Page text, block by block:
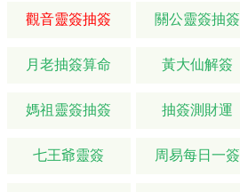
觀音靈簽抽簽 關公靈簽抽簽
月老抽簽算命 黃大仙解簽
媽祖靈簽抽簽 抽簽測財運
七王爺靈簽 周易每日一簽